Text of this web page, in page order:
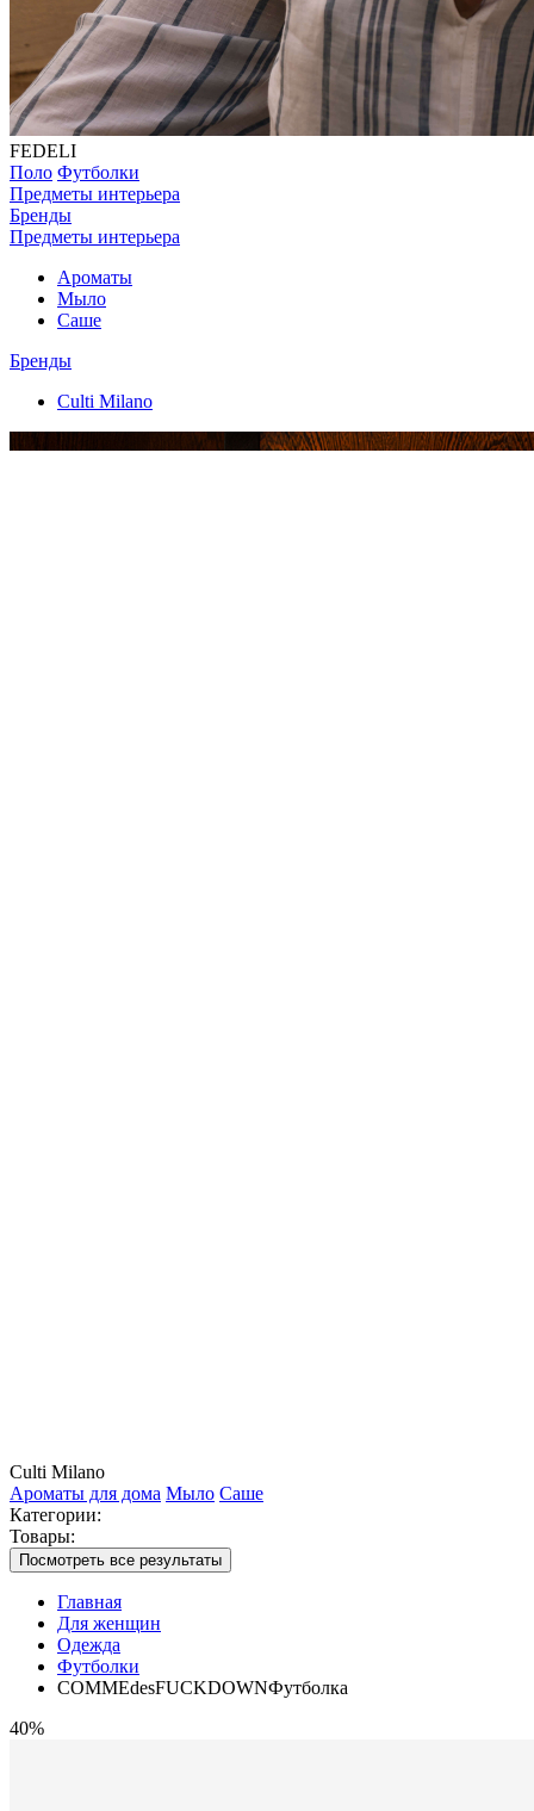
FEDELI
Поло Футболки
Предметы интерьера
Бренды
Предметы интерьера
Ароматы
Мыло
Саше
Бренды
Culti Milano
Culti Milano
Ароматы для дома Мыло Саше
Категории:
Товары:
Посмотреть все результаты
Главная
Для женщин
Одежда
Футболки
COMMEdesFUCKDOWNФутболка
40%